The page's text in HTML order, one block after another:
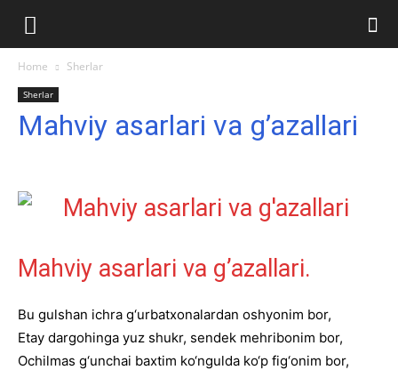
Home Sherlar
Sherlar
Mahviy asarlari va g’azallari
Mahviy asarlari va g’azallari.
Bu gulshan ichra g‘urbatxonalardan oshyonim bor,
Etay dargohinga yuz shukr, sendek mehribonim bor,
Ochilmas g‘unchai baxtim ko‘ngulda ko‘p fig‘onim bor,